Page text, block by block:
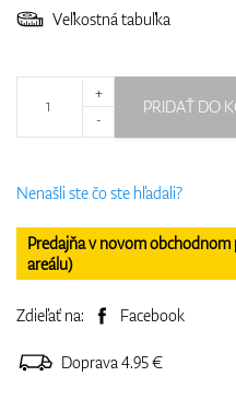
Veľkostná tabuľka
+
-
PRIDAŤ DO
Nenašli ste čo ste hľadali?
Predajňa v novom obchodnom
areálu)
Zdieľať na: Facebook
Doprava 4.95 €